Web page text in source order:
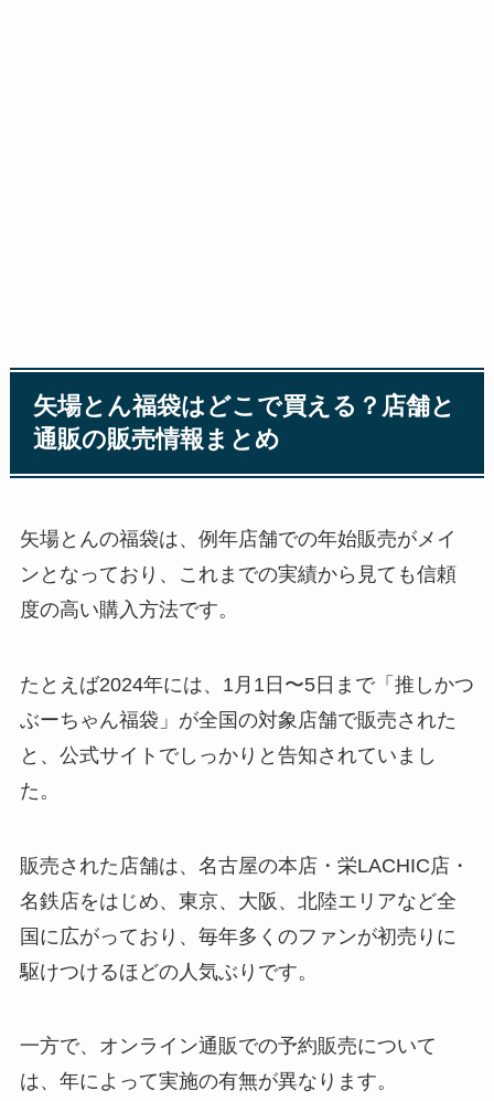
矢場とん福袋はどこで買える？店舗と
通販の販売情報まとめ
矢場とんの福袋は、例年店舗での年始販売がメイ
ンとなっており、これまでの実績から見ても信頼
度の高い購入方法です。
たとえば2024年には、1月1日〜5日まで「推しかつ
ぶーちゃん福袋」が全国の対象店舗で販売された
と、公式サイトでしっかりと告知されていまし
た。
販売された店舗は、名古屋の本店・栄LACHIC店・
名鉄店をはじめ、東京、大阪、北陸エリアなど全
国に広がっており、毎年多くのファンが初売りに
駆けつけるほどの人気ぶりです。
一方で、オンライン通販での予約販売について
は、年によって実施の有無が異なります。